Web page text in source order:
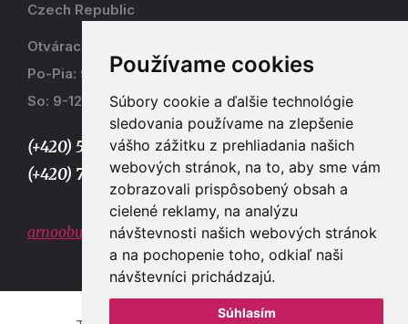
Používame cookies
Súbory cookie a ďalšie technológie
sledovania používame na zlepšenie
vášho zážitku z prehliadania našich
webových stránok, na to, aby sme vám
zobrazovali prispôsobený obsah a
cielené reklamy, na analýzu
návštevnosti našich webových stránok
a na pochopenie toho, odkiaľ naši
návštevníci prichádzajú.
Súhlasím
Czech Republic
Otváracia doba
Po-Pia: 9-17
So: 9-12
(+420) 577 915 036,
(+420) 773 667 390
arnoobuv@gmail.com